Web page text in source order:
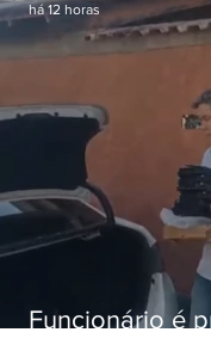
Funcionário é
há 12 horas